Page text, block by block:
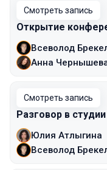
Смотреть запись
Открытие
Всеволод
Анна
Смотреть запись
Разговор в студии
Юлия Атлыгина
Всеволод